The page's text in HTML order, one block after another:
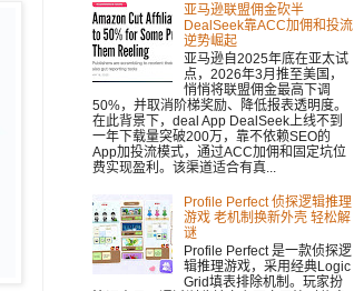
亚马逊联盟佣金砍半
DealSeek靠ACC加佣和投流
逆势崛起
亚马逊自2025年底在亚太试
点，2026年3月推至美国，
悄悄将联盟佣金最高下调
50%，并取消阶梯奖励、降低报表透明度。
在此背景下，deal App DealSeek上线不到
一年下载量突破200万，靠不依赖SEO的
App加投流模式，通过ACC加佣和固定坑位
费实现盈利。该渠道适合有真...
Profile Perfect 侦探逻辑推理
游戏 老机制换新外壳 轻松解
谜
Profile Perfect 是一款侦探逻
辑推理游戏，采用经典Logic
Grid填表排除机制。玩家扮